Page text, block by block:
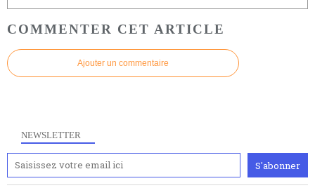
COMMENTER CET ARTICLE
Ajouter un commentaire
NEWSLETTER